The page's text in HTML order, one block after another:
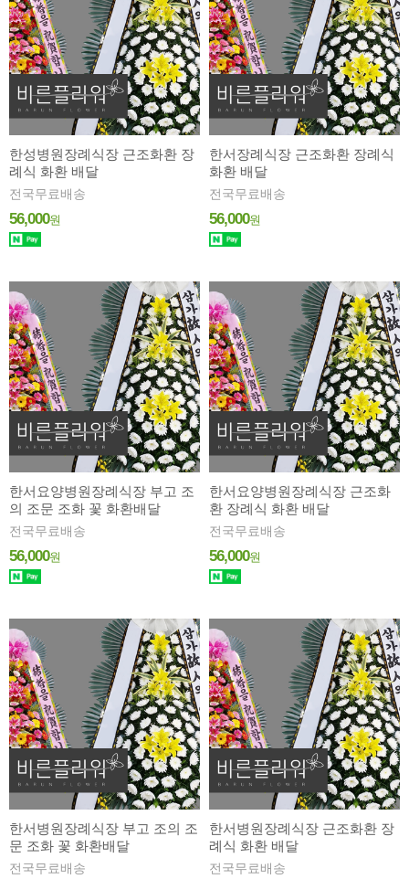
한성병원장례식장 근조화환 장
례식 화환 배달
전국무료배송
56,000원
한서장례식장 근조화환 장례식
화환 배달
전국무료배송
56,000원
한서요양병원장례식장 부고 조
의 조문 조화 꽃 화환배달
전국무료배송
56,000원
한서요양병원장례식장 근조화
환 장례식 화환 배달
전국무료배송
56,000원
한서병원장례식장 부고 조의 조
문 조화 꽃 화환배달
전국무료배송
한서병원장례식장 근조화환 장
례식 화환 배달
전국무료배송